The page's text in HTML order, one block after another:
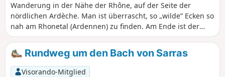
Wanderung in der Nähe der Rhône, auf der Seite der
nördlichen Ardèche. Man ist überrascht, so „wilde” Ecken so
nah am Rhonetal (Ardennen) zu finden. Am Ende ist der
Blick auf die Rhône und den Turm von Arras ein
unbestreitbarer Pluspunkt.
Rundweg um den Bach von Sarras
Visorando-Mitglied